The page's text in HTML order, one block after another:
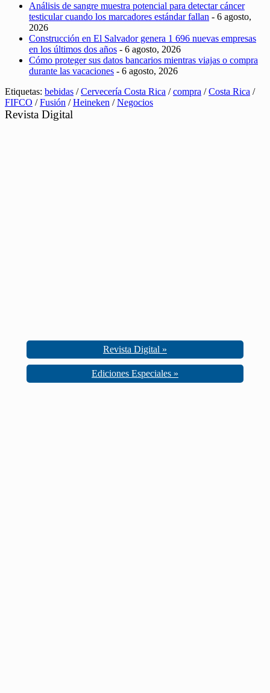
Análisis de sangre muestra potencial para detectar cáncer
testicular cuando los marcadores estándar fallan - 6 agosto,
2026
Construcción en El Salvador genera 1 696 nuevas empresas
en los últimos dos años - 6 agosto, 2026
Cómo proteger sus datos bancarios mientras viajas o compra
durante las vacaciones - 6 agosto, 2026
Etiquetas: bebidas /Cervecería Costa Rica /compra /Costa Rica /
FIFCO /Fusión /Heineken /Negocios
Revista Digital
Revista Digital »
Ediciones Especiales »